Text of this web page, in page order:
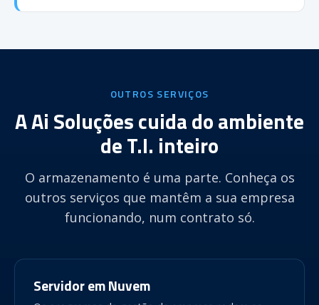
OUTROS SERVIÇOS
A Ai Soluções cuida do ambiente
de T.I. inteiro
O armazenamento é uma parte. Conheça os
outros serviços que mantêm a sua empresa
funcionando, num contrato só.
Servidor em Nuvem